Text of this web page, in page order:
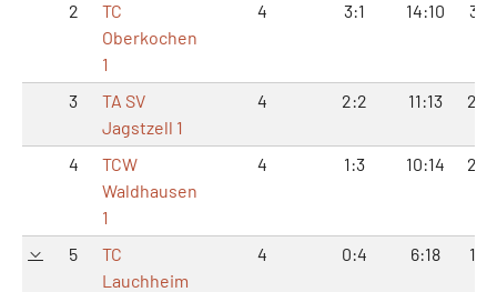
2
TC
Oberkochen
1
4 3:1 14:10
3
TA SV
Jagstzell 1
4 2:2 11:13
4
TCW
Waldhausen
1
4 1:3 10:14
5
TC
Lauchheim
4 0:4 6:18